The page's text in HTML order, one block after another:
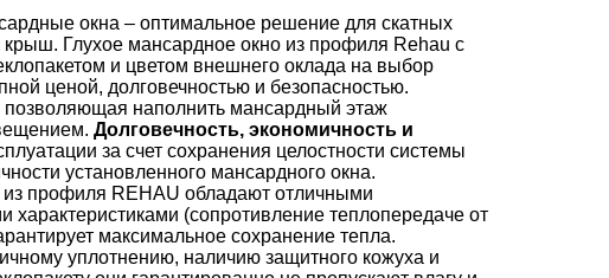
окна – оптимальное решение для скатных
крыш. Глухое мансардное окно из профиля Rehau с
и цветом внешнего оклада на выбор
ценой, долговечностью и безопасностью.
позволяющая наполнить мансардный этаж
Долговечность, экономичность и
за счет сохранения целостности системы
установленного мансардного окна.
профиля REHAU обладают отличными
характеристиками (сопротивление теплопередаче от
максимальное сохранение тепла.
уплотнению, наличию защитного кожуха и